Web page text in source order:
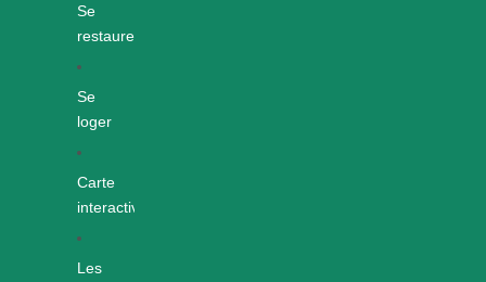
Se
restaurer
Se
loger
Carte
interactive
Les